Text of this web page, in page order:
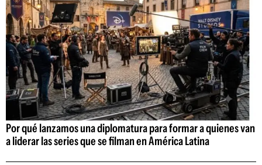
Por qué lanzamos una diplomatura para formar a quienes van
a liderar las series que se filman en América Latina